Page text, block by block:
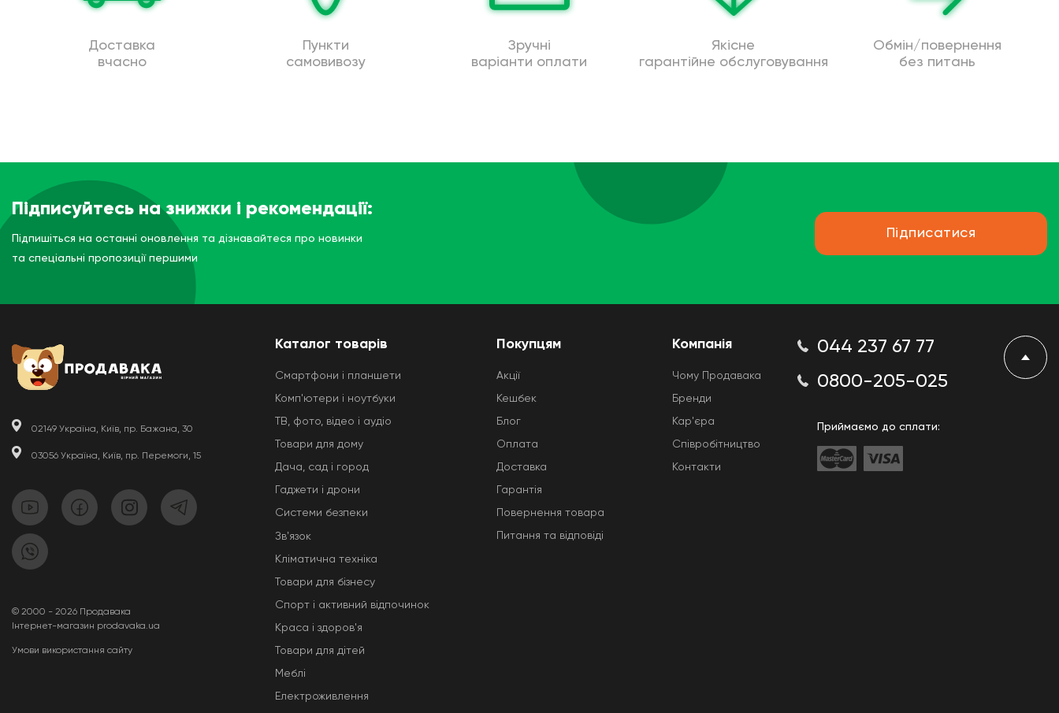
Доставка
вчасно
Пункти
самовивозу
Зручні
варіанти оплати
Якісне
гарантійне обслуговування
Обмін/повернення
без питань
Підписуйтесь на знижки і рекомендації:
Підпишіться на останні оновлення та дізнавайтеся про новинки
та спеціальні пропозиції першими
Підписатися
02149 Україна, Київ, пр. Бажана, 30
03056 Україна, Київ, пр. Перемоги, 15
© 2000 - 2026 Продавака
Інтернет-магазин prodavaka.ua
Умови використання сайту
Каталог товарів
Смартфони і планшети
Комп'ютери і ноутбуки
ТВ, фото, відео і аудіо
Товари для дому
Дача, сад і город
Гаджети і дрони
Системи безпеки
Звʼязок
Кліматична техніка
Товари для бізнесу
Спорт і активний відпочинок
Краса і здоров'я
Товари для дітей
Меблі
Електроживлення
Покупцям
Акції
Кешбек
Блог
Оплата
Доставка
Гарантія
Повернення товара
Питання та відповіді
Компанія
Чому Продавака
Бренди
Кар'єра
Співробітництво
Контакти
044 237 67 77
0800-205-025
Приймаємо до сплати: